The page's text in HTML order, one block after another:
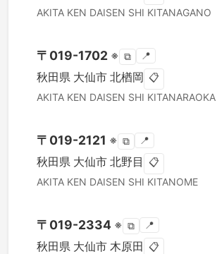
AKITA KEN DAISEN SHI KITANAGANO
〒 019-1702 ※ ⧉ 📍
秋田県 大仙市 北楢岡 📋
AKITA KEN DAISEN SHI KITANARAOKA
〒 019-2121 ※ ⧉ 📍
秋田県 大仙市 北野目 📋
AKITA KEN DAISEN SHI KITANOME
〒 019-2334 ※ ⧉ 📍
秋田県 大仙市 木原田 📋